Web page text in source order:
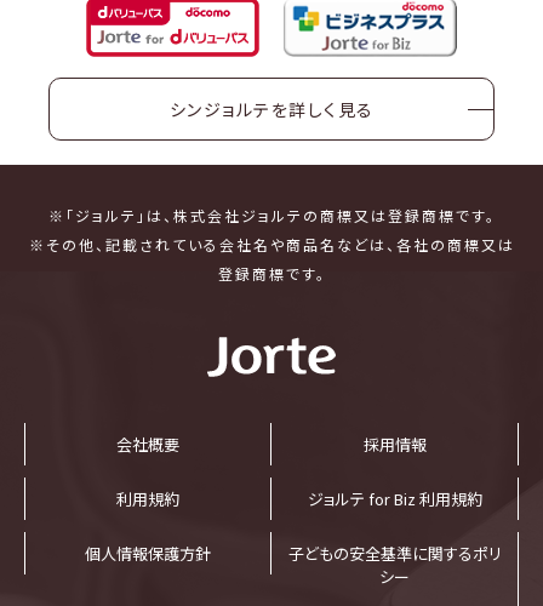
シンジョルテを詳しく見る
※「ジョルテ」は、株式会社ジョルテの商標又は登録商標です。
※その他、記載されている会社名や商品名などは、各社の商標又は
登録商標です。
会社概要 採⽤情報
利⽤規約 ジョルテ for Biz 利⽤規約
個⼈情報保護⽅針
子どもの安全基準に関するポリ
シー